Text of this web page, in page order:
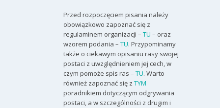
Przed rozpoczęciem pisania należy
obowiązkowo zapoznać się z
regulaminem organizacji – TU – oraz
wzorem podania – TU. Przypominamy
także o ciekawym opisaniu rasy swojej
postaci z uwzględnieniem jej cech, w
czym pomoże spis ras – TU. Warto
również zapoznać się z TYM
poradnikiem dotyczącym odgrywania
postaci, a w szczególności z drugim i